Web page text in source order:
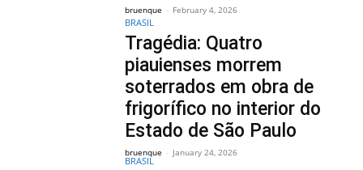
bruenque - February 4, 2026
BRASIL
Tragédia: Quatro
piauienses morrem
soterrados em obra de
frigorífico no interior do
Estado de São Paulo
bruenque - January 24, 2026
BRASIL